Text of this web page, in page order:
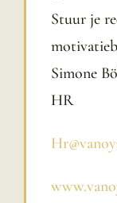
Stuur je
Simone
HR